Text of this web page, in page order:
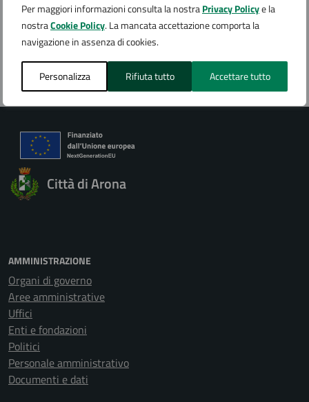
Per maggiori informazioni consulta la nostraPrivacy Policye la
nostraCookie Policy. La mancata accettazione comporta la
navigazione in assenza di cookies.
Personalizza Rifiuta tutto Accettare tutto
Problemi in città
Segnala disservizio
Città di Arona
AMMINISTRAZIONE
Organi di governo
Aree amministrative
Uffici
Enti e fondazioni
Politici
Personale amministrativo
Documenti e dati